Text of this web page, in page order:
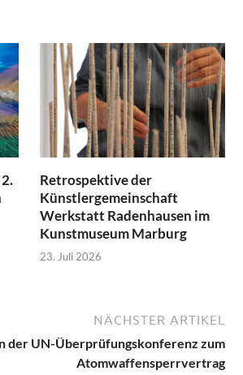
Retrospektive der
Künstlergemeinschaft
Werkstatt Radenhausen im
Kunstmuseum Marburg
23. Juli 2026
NÄCHSTER ARTIKEL
der UN-Überprüfungskonferenz zum
Atomwaffensperrvertrag